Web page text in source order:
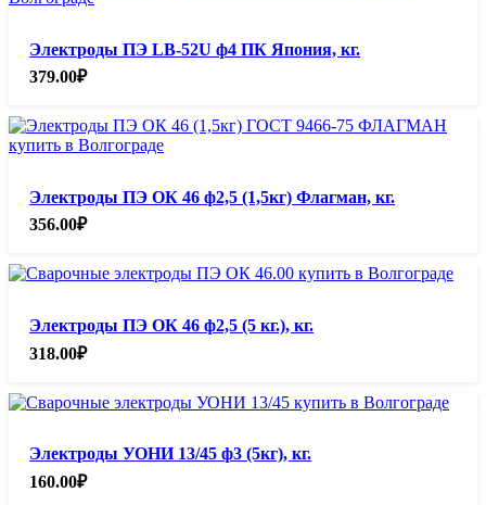
Электроды ПЭ LB-52U ф4 ПК Япония, кг.
379.00₽
Электроды ПЭ ОК 46 ф2,5 (1,5кг) Флагман, кг.
356.00₽
Электроды ПЭ ОК 46 ф2,5 (5 кг.), кг.
318.00₽
Электроды УОНИ 13/45 ф3 (5кг), кг.
160.00₽